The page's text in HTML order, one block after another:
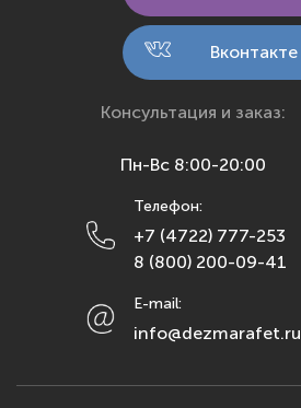
Кострома
Краснодар
Красноярск
Махачкала
Москва
Набережные Челны
Нижний Новгород
Новосибирск
Вконтакте
Консультация и заказ:
Пн-Вс 8:00-20:00
Телефон:
+7 (4722) 777-253
8 (800) 200-09-41
E-mail:
info@dezmarafet.ru